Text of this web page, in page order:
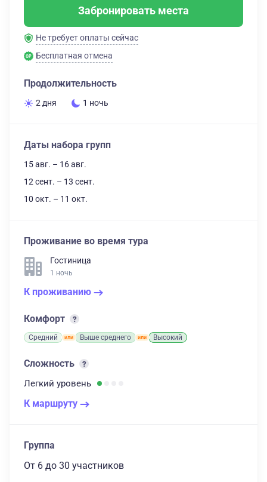
Забронировать места
Не требует оплаты сейчас
Бесплатная отмена
Продолжительность
2 дня 1 ночь
Даты набора групп
15 авг. – 16 авг.
12 сент. – 13 сент.
10 окт. – 11 окт.
Проживание во время тура
Гостиница
1 ночь
К проживанию
Комфорт
Средний Выше среднего Высокий
Сложность
Легкий уровень
К маршруту
Группа
От 6 до 30 участников